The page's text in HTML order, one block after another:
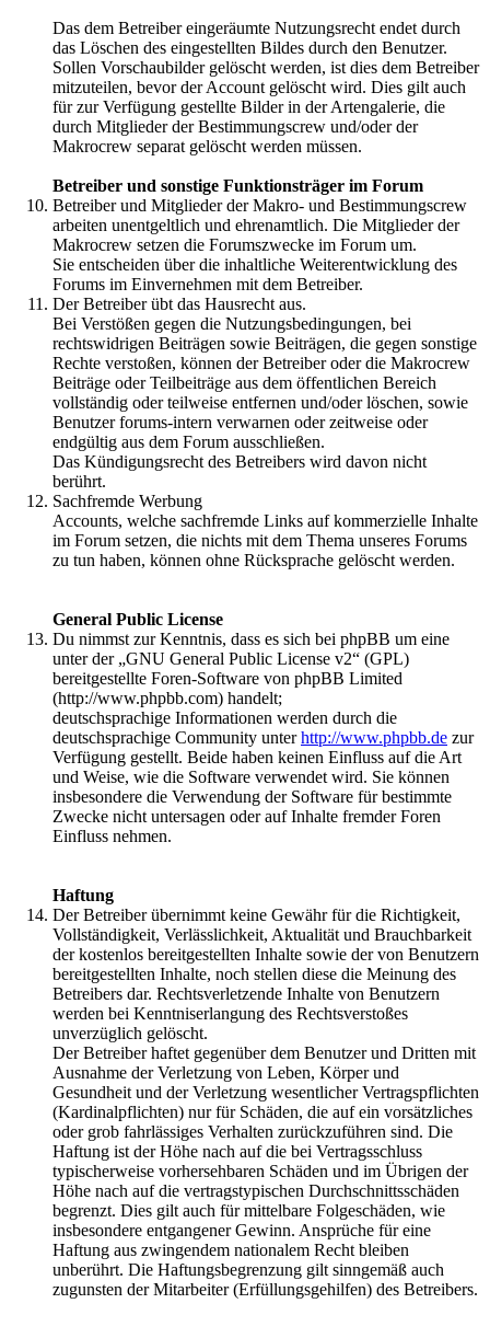
Das dem Betreiber eingeräumte Nutzungsrecht endet durch
das Löschen des eingestellten Bildes durch den Benutzer.
Sollen Vorschaubilder gelöscht werden, ist dies dem Betreiber
mitzuteilen, bevor der Account gelöscht wird. Dies gilt auch
für zur Verfügung gestellte Bilder in der Artengalerie, die
durch Mitglieder der Bestimmungscrew und/oder der
Makrocrew separat gelöscht werden müssen.
Betreiber und sonstige Funktionsträger im Forum
Betreiber und Mitglieder der Makro- und Bestimmungscrew
arbeiten unentgeltlich und ehrenamtlich. Die Mitglieder der
Makrocrew setzen die Forumszwecke im Forum um.
Sie entscheiden über die inhaltliche Weiterentwicklung des
Forums im Einvernehmen mit dem Betreiber.
Der Betreiber übt das Hausrecht aus.
Bei Verstößen gegen die Nutzungsbedingungen, bei
rechtswidrigen Beiträgen sowie Beiträgen, die gegen sonstige
Rechte verstoßen, können der Betreiber oder die Makrocrew
Beiträge oder Teilbeiträge aus dem öffentlichen Bereich
vollständig oder teilweise entfernen und/oder löschen, sowie
Benutzer forums-intern verwarnen oder zeitweise oder
endgültig aus dem Forum ausschließen.
Das Kündigungsrecht des Betreibers wird davon nicht
berührt.
Sachfremde Werbung
Accounts, welche sachfremde Links auf kommerzielle Inhalte
im Forum setzen, die nichts mit dem Thema unseres Forums
zu tun haben, können ohne Rücksprache gelöscht werden.
General Public License
Du nimmst zur Kenntnis, dass es sich bei phpBB um eine
unter der „GNU General Public License v2“ (GPL)
bereitgestellte Foren-Software von phpBB Limited
(http://www.phpbb.com) handelt;
deutschsprachige Informationen werden durch die
deutschsprachige Community unterhttp://www.phpbb.de zur
Verfügung gestellt. Beide haben keinen Einfluss auf die Art
und Weise, wie die Software verwendet wird. Sie können
insbesondere die Verwendung der Software für bestimmte
Zwecke nicht untersagen oder auf Inhalte fremder Foren
Einfluss nehmen.
Haftung
Der Betreiber übernimmt keine Gewähr für die Richtigkeit,
Vollständigkeit, Verlässlichkeit, Aktualität und Brauchbarkeit
der kostenlos bereitgestellten Inhalte sowie der von Benutzern
bereitgestellten Inhalte, noch stellen diese die Meinung des
Betreibers dar. Rechtsverletzende Inhalte von Benutzern
werden bei Kenntniserlangung des Rechtsverstoßes
unverzüglich gelöscht.
Der Betreiber haftet gegenüber dem Benutzer und Dritten mit
Ausnahme der Verletzung von Leben, Körper und
Gesundheit und der Verletzung wesentlicher Vertragspflichten
(Kardinalpflichten) nur für Schäden, die auf ein vorsätzliches
oder grob fahrlässiges Verhalten zurückzuführen sind. Die
Haftung ist der Höhe nach auf die bei Vertragsschluss
typischerweise vorhersehbaren Schäden und im Übrigen der
Höhe nach auf die vertragstypischen Durchschnittsschäden
begrenzt. Dies gilt auch für mittelbare Folgeschäden, wie
insbesondere entgangener Gewinn. Ansprüche für eine
Haftung aus zwingendem nationalem Recht bleiben
unberührt. Die Haftungsbegrenzung gilt sinngemäß auch
zugunsten der Mitarbeiter (Erfüllungsgehilfen) des Betreibers.